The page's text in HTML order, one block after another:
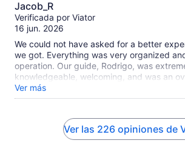
de
10
Jacob_R
Verificada por Viator
16 jun. 2026
We could not have asked for a better
we got. Everything was very organized
operation. Our guide, Rodrigo, was
knowledgeable, welcoming, and was an
was a well rounded experience from the
the incredible opportunity to admire and
whales, and many more. This was truly an
Ver más
Ver las 226 opiniones de